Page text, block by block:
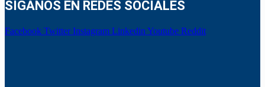
SÍGANOS EN REDES SOCIALES
Facebook Twitter Instagram Linkedin Youtube Reddit